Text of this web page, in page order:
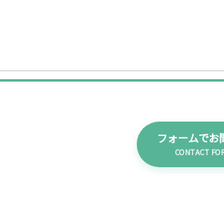
フォームでお
CONTACT